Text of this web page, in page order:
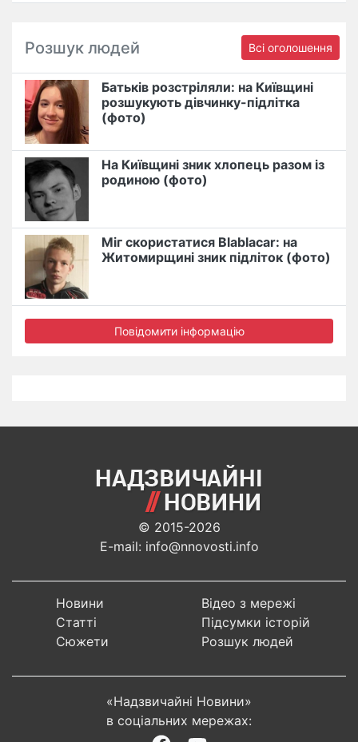
Розшук людей Всі оголошення
Батьків розстріляли: на Київщині
розшукують дівчинку-підлітка
(фото)
На Київщині зник хлопець разом із
родиною (фото)
Міг скористатися Blablacar: на
Житомирщині зник підліток (фото)
Повідомити інформацію
© 2015-2026
E-mail: info@nnovosti.info
Новини
Статті
Сюжети
Відео з мережі
Підсумки історій
Розшук людей
«Надзвичайні Новини»
в соціальних мережах: